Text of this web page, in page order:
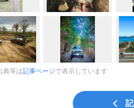
典等は記事ページで表示しています